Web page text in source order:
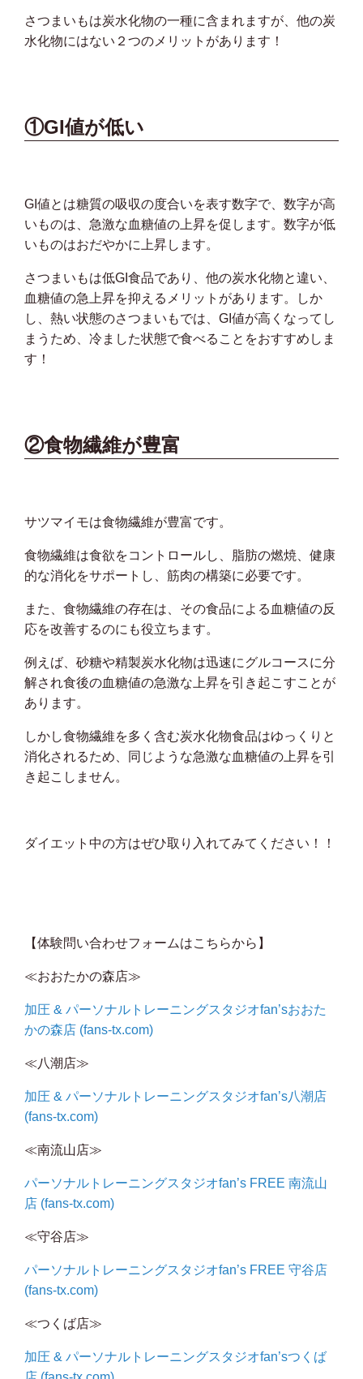
さつまいもは炭水化物の一種に含まれますが、他の炭
水化物にはない２つのメリットがあります！
①GI値が低い
GI値とは糖質の吸収の度合いを表す数字で、数字が高
いものは、急激な血糖値の上昇を促します。数字が低
いものはおだやかに上昇します。
さつまいもは低GI食品であり、他の炭水化物と違い、
血糖値の急上昇を抑えるメリットがあります。しか
し、熱い状態のさつまいもでは、GI値が高くなってし
まうため、冷ました状態で食べることをおすすめしま
す！
②食物繊維が豊富
サツマイモは食物繊維が豊富です。
食物繊維は食欲をコントロールし、脂肪の燃焼、健康
的な消化をサポートし、筋肉の構築に必要です。
また、食物繊維の存在は、その食品による血糖値の反
応を改善するのにも役立ちます。
例えば、砂糖や精製炭水化物は迅速にグルコースに分
解され食後の血糖値の急激な上昇を引き起こすことが
あります。
しかし食物繊維を多く含む炭水化物食品はゆっくりと
消化されるため、同じような急激な血糖値の上昇を引
き起こしません。
ダイエット中の方はぜひ取り入れてみてください！！
【体験問い合わせフォームはこちらから】
≪おおたかの森店≫
加圧 & パーソナルトレーニングスタジオfan’sおおた
かの森店 (fans-tx.com)
≪八潮店≫
加圧 & パーソナルトレーニングスタジオfan’s八潮店
(fans-tx.com)
≪南流山店≫
パーソナルトレーニングスタジオfan’s FREE 南流山
店 (fans-tx.com)
≪守谷店≫
パーソナルトレーニングスタジオfan’s FREE 守谷店
(fans-tx.com)
≪つくば店≫
加圧 & パーソナルトレーニングスタジオfan’sつくば